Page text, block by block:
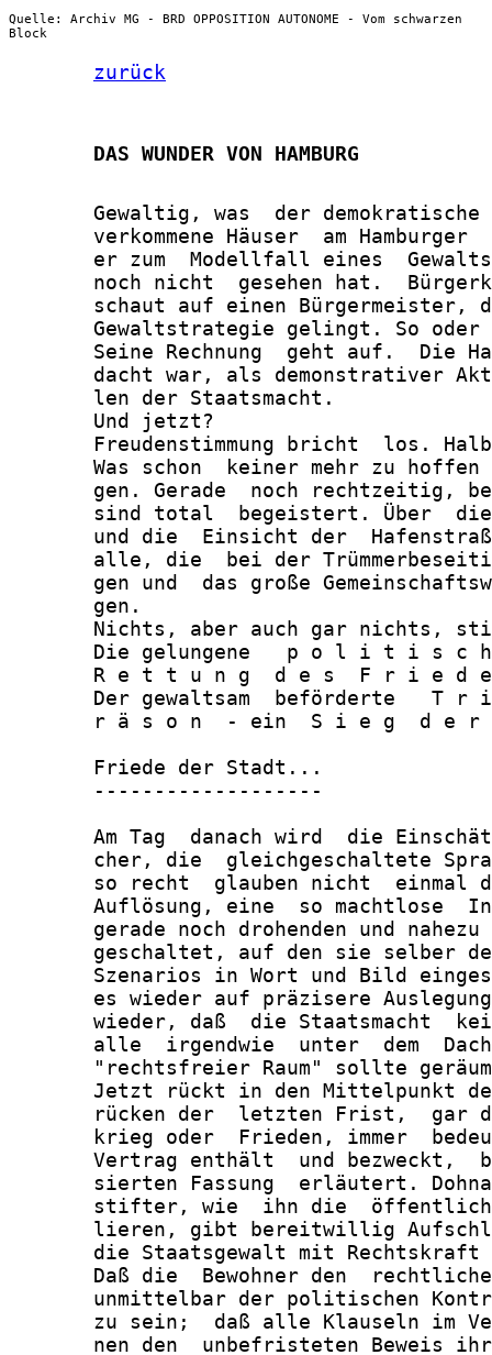
Quelle: Archiv MG - BRD OPPOSITION AUTONOME - Vom schwarzen
Block
zurück
       DAS WUNDER VON HAMBURG